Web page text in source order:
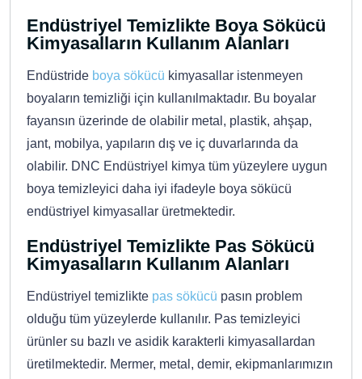
Endüstriyel Temizlikte Boya Sökücü
Kimyasalların Kullanım Alanları
Endüstride boya sökücü kimyasallar istenmeyen
boyaların temizliği için kullanılmaktadır. Bu boyalar
fayansın üzerinde de olabilir metal, plastik, ahşap,
jant, mobilya, yapıların dış ve iç duvarlarında da
olabilir. DNC Endüstriyel kimya tüm yüzeylere uygun
boya temizleyici daha iyi ifadeyle boya sökücü
endüstriyel kimyasallar üretmektedir.
Endüstriyel Temizlikte Pas Sökücü
Kimyasalların Kullanım Alanları
Endüstriyel temizlikte pas sökücü pasın problem
olduğu tüm yüzeylerde kullanılır. Pas temizleyici
ürünler su bazlı ve asidik karakterli kimyasallardan
üretilmektedir. Mermer, metal, demir, ekipmanlarımızın